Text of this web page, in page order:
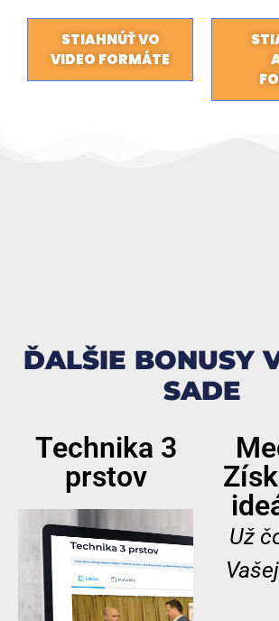
STIAHNÚŤ VO
VIDEO FORMÁTE
ĎALŠIE BONUSY
SADE
Technika 3
prstov
Už